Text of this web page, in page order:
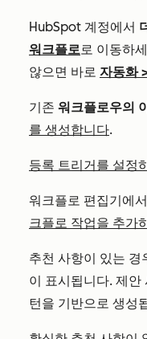
HubSpot 계정에서
워크플로로 이동하
않으면 바로 자동화
기존 워크플로우의
를 생성합니다.
등록 트리거를 설정
워크플로 편집기에서
크플로 작업을 추가
추천 사항이 있는 경
이 표시됩니다. 제안
턴을 기반으로 생성